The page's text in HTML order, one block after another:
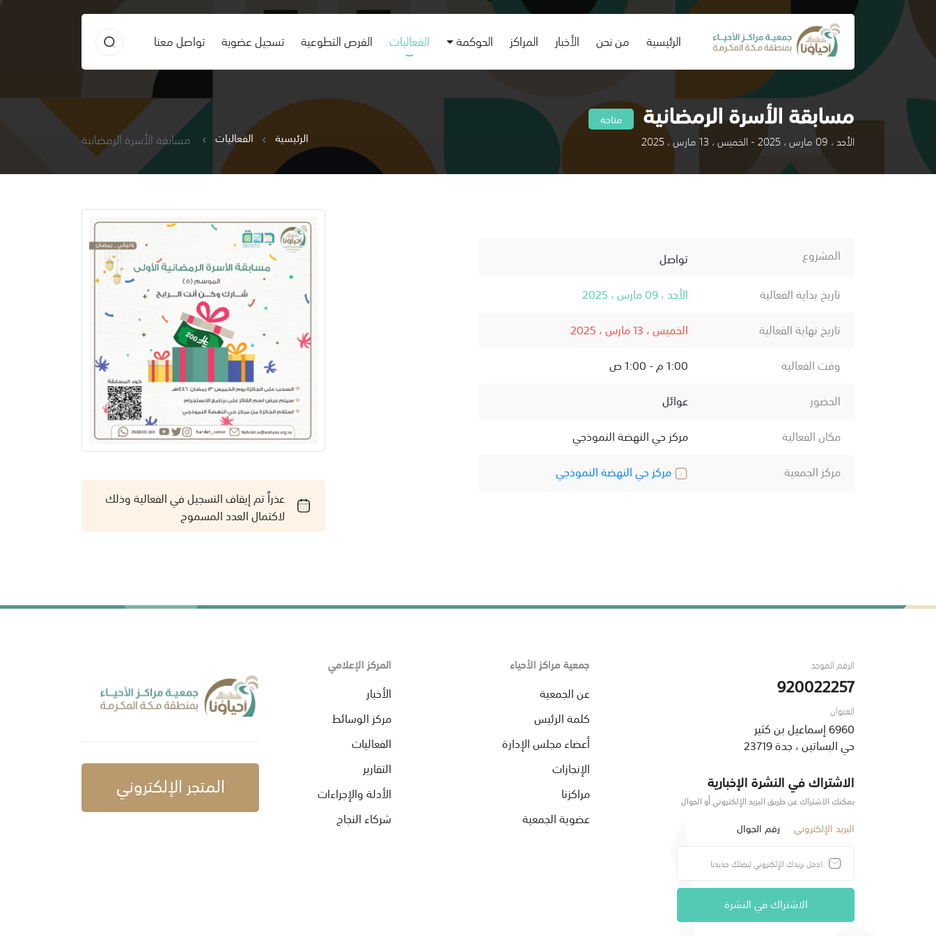
الرئيسية
(current) من نحن الأخبار المراكز الحوكمة الفعاليات الفرص التطوعية تسجيل عضوية تواصل معنا
مسابقة الأسرة الرمضانية متاحة
الأحد ، 09 مارس ، 2025 - الخميس ، 13 مارس ، 2025 الرئيسية الفعاليات مسابقة الأسرة الرمضانية
المشروع
تواصل
تاريخ بداية الفعالية
الأحد ، 09 مارس ، 2025
تاريخ نهاية الفعالية
الخميس ، 13 مارس ، 2025
وقت الفعالية
1:00 م - 1:00 ص
الحضور
عوائل
مكان الفعالية
مركز حي النهضة النموذجي
مركز الجمعية
مركز حي النهضة النموذجي
عذراً تم إيقاف التسجيل في الفعالية وذلك
لاكتمال العدد المسموح
الرقم الموحد
920022257
العنوان
6960 إسماعيل بن كثير
حي البساتين ، جدة 23719
الاشتراك في النشرة الإخبارية
يمكنك الاشتراك عن طريق البريد الإلكتروني أو الجوال
البريد الإلكتروني رقم الجوال
الاشتراك في النشرة
جمعية مراكز الأحياء
عن الجمعية
كلمة الرئيس
أعضاء مجلس الإدارة
الإنجازات
مراكزنا
عضوية الجمعية
المركز الإعلامي
الأخبار
مركز الوسائط
الفعاليات
التقارير
الأدلة والإجراءات
شركاء النجاح
المتجر الإلكتروني